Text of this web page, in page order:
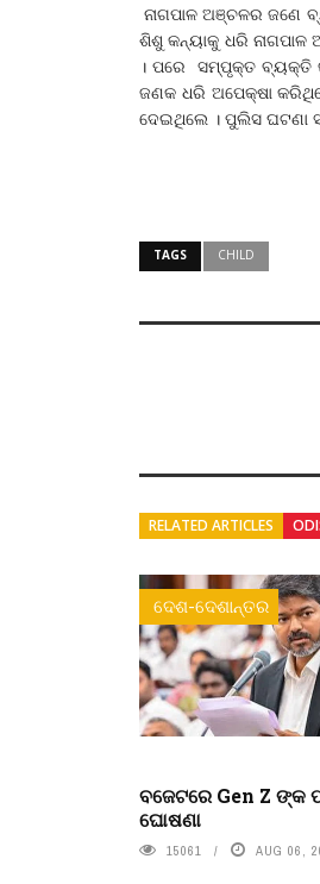
ନାଗପାଳ ଅଞ୍ଚଳର ଜଣେ
ଶିଶୁ କନ୍ୟାକୁ ଧରି
। ପରେ ସମ୍ପୃକ୍ତ ବ୍ୟକ୍ତି
ଜଣକ ଧରି ଅପେକ୍ଷା
ଦେଇଥିଲେ । ପୁଲିସ ଘଟଣା
TAGS CHILD
RELATED ARTICLES
ଦେଶ-ଦେଶାନ୍ତର
ବଜେଟରେ Gen Z ଙ୍କ
ଘୋଷଣା
15061 AUG 06,